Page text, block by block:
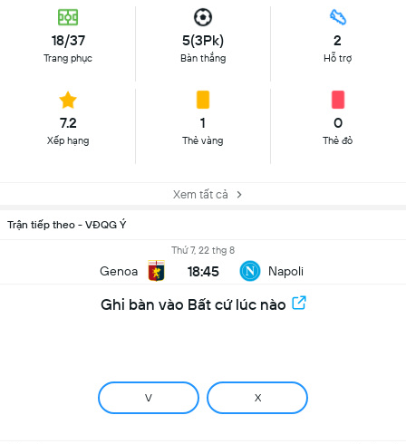
18/37
Trang phục
5(3Pk)
Bàn thắng
2
Hỗ trợ
7.2
Xếp hạng
1
Thẻ vàng
0
Thẻ đỏ
Xem tất cả
Trận tiếp theo - VĐQG Ý
Genoa
Thứ 7, 22 thg 8
18:45 Napoli
Ghi bàn vào Bất cứ lúc nào
V X